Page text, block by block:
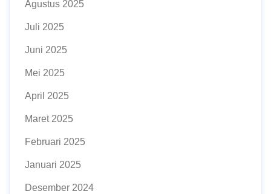
Agustus 2025
Juli 2025
Juni 2025
Mei 2025
April 2025
Maret 2025
Februari 2025
Januari 2025
Desember 2024